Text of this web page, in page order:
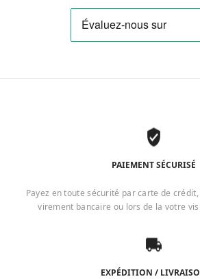
PAIEMENT SÉCURISÉ
Payez en toute sécurité par carte de
virement bancaire ou lors de la votre
EXPÉDITION /